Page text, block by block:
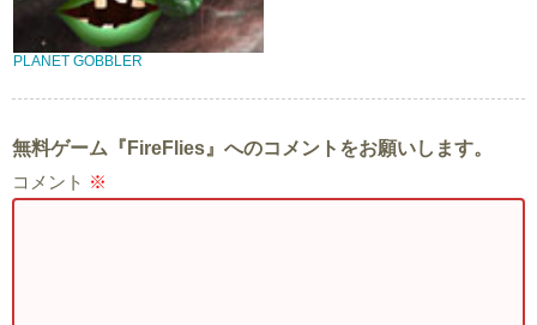
PLANET GOBBLER
無料ゲーム『FireFlies』へのコメントをお願いします。
コメント ※